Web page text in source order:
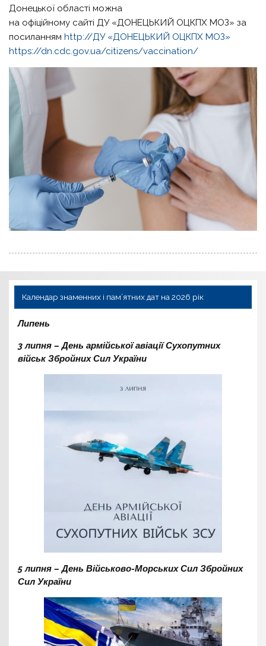
Донецької області можна
на офіційному сайті ДУ «ДОНЕЦЬКИЙ ОЦКПХ МОЗ» за
посиланнямhttp://ДУ «ДОНЕЦЬКИЙ ОЦКПХ МОЗ»
https://dn.cdc.gov.ua/citizens/vaccination/
Календар знаменних і пам’ятних дат на 2026 рік
Липень
3 липня – День армійської авіації Сухопутних
військ Збройних Сил України
5 липня – День Військово-Морських Сил Збройних
Сил України